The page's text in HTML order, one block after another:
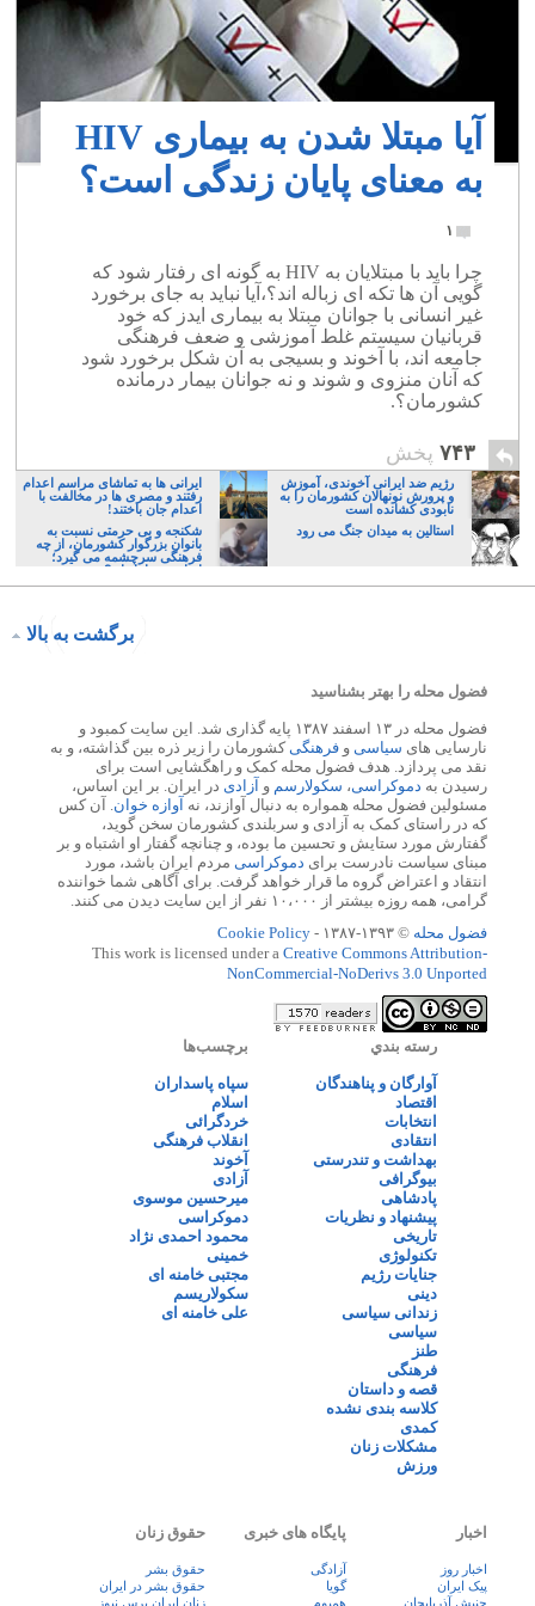
آیا مبتلا شدن به بیماری HIV
به معنای پایان زندگی است؟
۱
چرا باید با مبتلایان به HIV به گونه ای رفتار شود که
گویی آن ها تکه ای زباله اند؟،آیا نباید به جای برخورد
غیر انسانی با جوانان مبتلا به بیماری ایدز که خود
قربانیان سیستم غلط آموزشی و ضعف فرهنگی
جامعه اند، با آخوند و بسیجی به آن شکل برخورد شود
که آنان منزوی و شوند و نه جوانان بیمار درمانده
کشورمان؟.
۷۴۳ پخش
رژیم ضد ایرانی آخوندی، آموزش
و پرورش نونهالان کشورمان را به
نابودی کشانده است
ایرانی ها به تماشای مراسم اعدام
رفتند و مصری ها در مخالفت با
اعدام جان باختند!
استالین به میدان جنگ می رود
شکنجه و بی حرمتی نسبت به
بانوان بزرگوار کشورمان، از چه
فرهنگی سرچشمه می گیرد؛
ایرانی، و یا تازیان؟
برگشت به بالا
فضول محله را بهتر بشناسید
فضول محله در ۱۳ اسفند ۱۳۸۷ پایه گذاری شد. این سایت کمبود و
نارسایی های سیاسی و فرهنگی کشورمان را زیر ذره بین گذاشته، و به
نقد می پردازد. هدف فضول محله کمک و راهگشایی است برای
رسیدن به دموکراسی، سکولارسم و آزادی در ایران. بر این اساس،
مسئولین فضول محله همواره به دنبال آوازند، نه آوازه خوان . آن کس
که در راستای کمک به آزادی و سربلندی کشورمان سخن گوید،
گفتارش مورد ستایش و تحسین ما بوده، و چنانچه گفتار او اشتباه و بر
مبنای سیاست نادرست برای دموکراسی مردم ایران باشد، مورد
انتقاد و اعتراض گروه ما قرار خواهد گرفت. برای آگاهی شما خواننده
گرامی، همه روزه بیشتر از ۱۰،۰۰۰ نفر از این سایت دیدن می کنند.
فضول محله © ۱۳۹۳-۱۳۸۷ -
Cookie Policy
This work is licensed under a Creative Commons Attribution-
NonCommercial-NoDerivs 3.0 Unported
رسته بندي
آوارگان و پناهندگان
اقتصاد
انتخابات
انتقادی
بهداشت و تندرستی
بیوگرافی
پادشاهی
پیشنهاد و نظریات
تاریخی
تکنولوژی
جنایات رژیم
دینی
زندانی سیاسی
سیاسی
طنز
فرهنگی
قصه و داستان
کلاسه بندی نشده
کمدی
مشکلات زنان
ورزش
برچسب‌ها
سپاه پاسداران
اسلام
خردگرائی
انقلاب فرهنگی
آخوند
آزادی
میرحسین موسوی
دموکراسی
محمود احمدی نژاد
خمینی
مجتبی خامنه ای
سکولاریسم
علی خامنه ای
اخبار
اخبار روز
پيک ايران
جنبش آذربایجان
پایگاه های خبری
آزادگی
گویا
همبوم
حقوق زنان
حقوق بشر
حقوق بشر در ایران
زنان ايران پرس نيوز